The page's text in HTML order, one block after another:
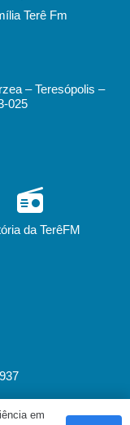
Terê Fm
– Teresópolis –
025
da TerêFM
em